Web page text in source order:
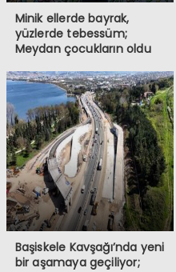
Minik ellerde bayrak,
yüzlerde tebessüm;
Meydan çocukların oldu
Başiskele Kavşağı’nda yeni
bir aşamaya geçiliyor;